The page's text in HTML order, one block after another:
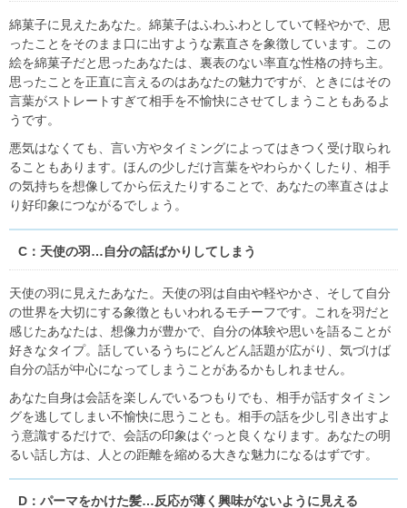
綿菓子に見えたあなた。綿菓子はふわふわとしていて軽やかで、思
ったことをそのまま口に出すような素直さを象徴しています。この
絵を綿菓子だと思ったあなたは、裏表のない率直な性格の持ち主。
思ったことを正直に言えるのはあなたの魅力ですが、ときにはその
言葉がストレートすぎて相手を不愉快にさせてしまうこともあるよ
うです。
悪気はなくても、言い方やタイミングによってはきつく受け取られ
ることもあります。ほんの少しだけ言葉をやわらかくしたり、相手
の気持ちを想像してから伝えたりすることで、あなたの率直さはよ
り好印象につながるでしょう。
C：天使の羽…自分の話ばかりしてしまう
天使の羽に見えたあなた。天使の羽は自由や軽やかさ、そして自分
の世界を大切にする象徴ともいわれるモチーフです。これを羽だと
感じたあなたは、想像力が豊かで、自分の体験や思いを語ることが
好きなタイプ。話しているうちにどんどん話題が広がり、気づけば
自分の話が中心になってしまうことがあるかもしれません。
あなた自身は会話を楽しんでいるつもりでも、相手が話すタイミン
グを逃してしまい不愉快に思うことも。相手の話を少し引き出すよ
う意識するだけで、会話の印象はぐっと良くなります。あなたの明
るい話し方は、人との距離を縮める大きな魅力になるはずです。
D：パーマをかけた髪…反応が薄く興味がないように見える